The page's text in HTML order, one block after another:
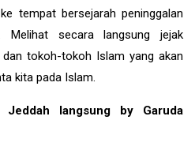
tempat bersejarah peninggalan
. Melihat secara langsung jejak
tokoh-tokoh Islam yang akan
kita pada Islam.
langsung by Garuda